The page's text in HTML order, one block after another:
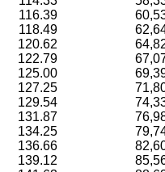
116.39
118.49
120.62
122.79
125.00
127.25
129.54
131.87
134.25
136.66
139.12